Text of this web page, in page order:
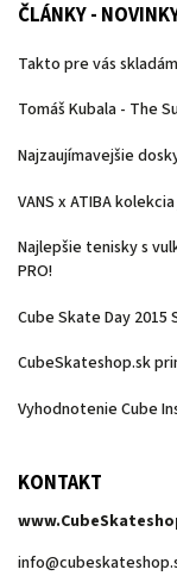
ČLÁNKY -
Takto pre vás
Tomáš Kubala - The
Najzaujímavejšie
VANS x ATIBA
Najlepšie tenisky s
PRO!
Cube Skate Day
CubeSkateshop.sk
Vyhodnotenie Cube
KONTAKT
info@